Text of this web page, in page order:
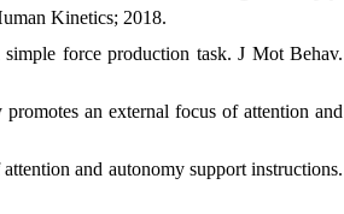
Kinetics; 2018.
force production task. J Mot Behav.
an external focus of attention and
and autonomy support instructions.